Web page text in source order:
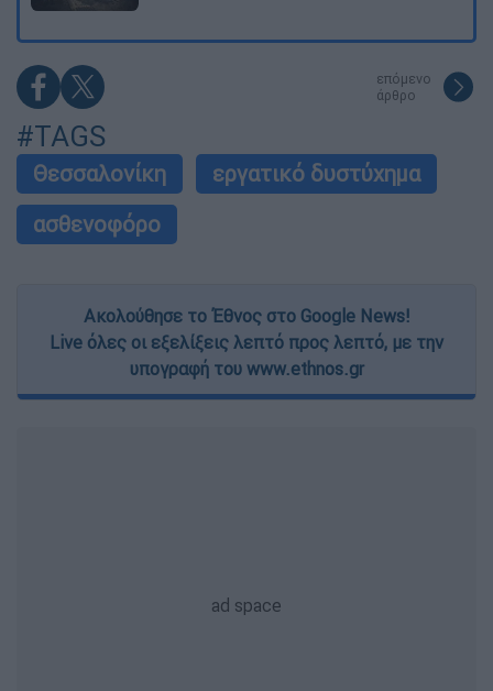
επόμενο
άρθρο
#TAGS
Θεσσαλονίκη
εργατικό δυστύχημα
ασθενοφόρο
Ακολούθησε το Έθνος στο Google News!
Live όλες οι εξελίξεις λεπτό προς λεπτό, με την
υπογραφή του www.ethnos.gr